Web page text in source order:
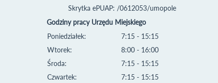
Skrytka ePUAP: /0612053/umopole
Godziny pracy Urzędu Miejskiego
Poniedziałek:
Wtorek:
Środa:
Czwartek:
7:15 - 15:15
8:00 - 16:00
7:15 - 15:15
7:15 - 15:15